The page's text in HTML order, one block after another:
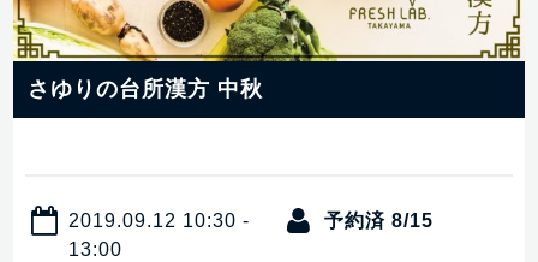
さゆりの台所漢方 中秋
2019.09.12 10:30 -
13:00
予約済 8/15